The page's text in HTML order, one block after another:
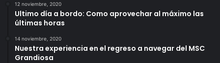
12 noviembre, 2020
Ultimo día a bordo: Como aprovechar al máximo las
últimas horas
14 noviembre, 2020
Nuestra experiencia en el regreso a navegar del MSC
Grandiosa